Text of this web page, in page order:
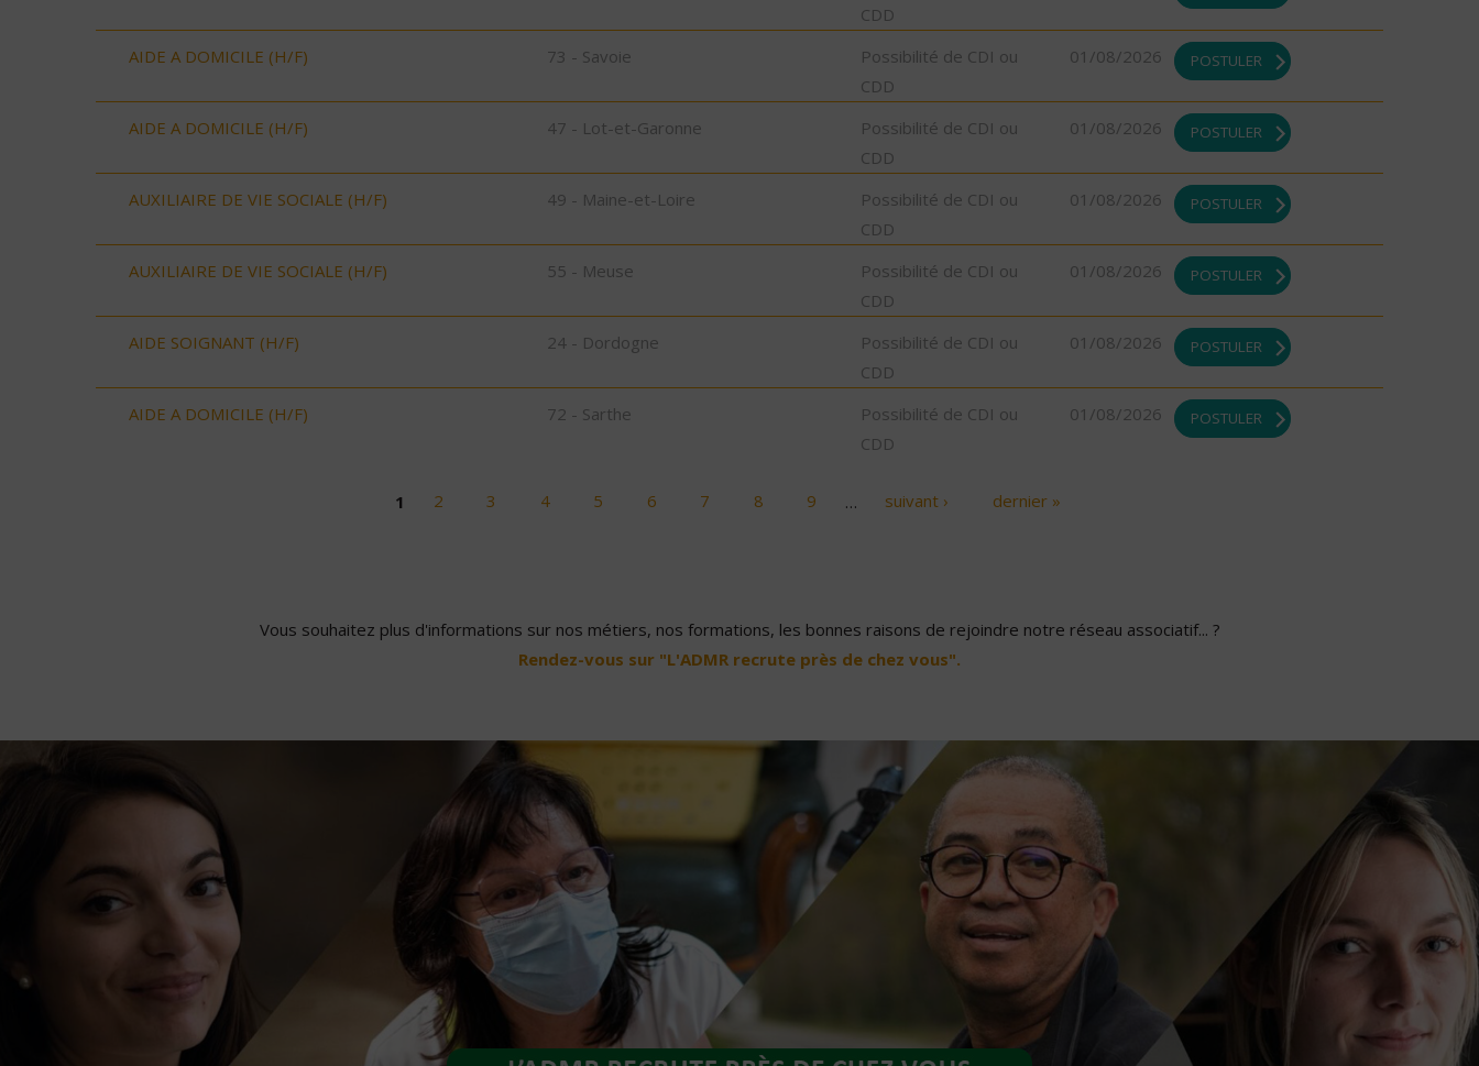
CDD
AIDE A DOMICILE (H/F) 73 - Savoie
Possibilité de CDI ou
CDD
01/08/2026 POSTULER
AIDE A DOMICILE (H/F) 47 - Lot-et-Garonne
Possibilité de CDI ou
CDD
01/08/2026 POSTULER
AUXILIAIRE DE VIE SOCIALE (H/F) 49 - Maine-et-Loire
Possibilité de CDI ou
CDD
01/08/2026 POSTULER
AUXILIAIRE DE VIE SOCIALE (H/F) 55 - Meuse
Possibilité de CDI ou
CDD
01/08/2026 POSTULER
AIDE SOIGNANT (H/F) 24 - Dordogne
Possibilité de CDI ou
CDD
01/08/2026 POSTULER
AIDE A DOMICILE (H/F) 72 - Sarthe
Possibilité de CDI ou
CDD
01/08/2026 POSTULER
1 2 3 4 5 6 7 8 9 … suivant › dernier »
Vous souhaitez plus d'informations sur nos métiers, nos formations, les bonnes raisons de rejoindre notre réseau associatif... ?
Rendez-vous sur "L'ADMR recrute près de chez vous".